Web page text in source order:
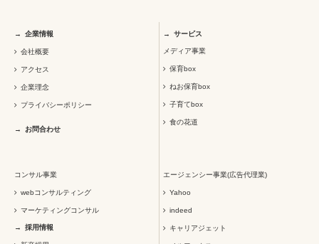
企業情報
会社概要
アクセス
企業理念
プライバシーポリシー
お問合わせ
サービス
メディア事業
保育box
ねお保育box
子育てbox
食の花道
コンサル事業
webコンサルティング
マーケティングコンサル
エージェンシー事業(広告代理業)
Yahoo
indeed
キャリアジェット
採用情報